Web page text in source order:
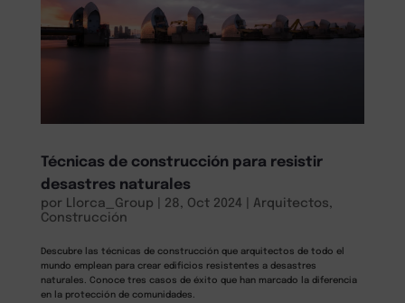
Técnicas de construcción para resistir
desastres naturales
por Llorca_Group 28, Oct 2024 Arquitectos,
Construcción
Descubre las técnicas de construcción que arquitectos de todo el
mundo emplean para crear edificios resistentes a desastres
naturales. Conoce tres casos de éxito que han marcado la diferencia
en la protección de comunidades.